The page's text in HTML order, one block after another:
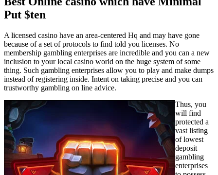
Put $ten
A licensed casino have an area-centered Hq and may have gone
because of a set of protocols to find told you licenses. No
membership gambling enterprises are incredible and you can a new
inclusion to your local casino world on the huge system of some
thing. Such gambling enterprises allow you to play and make dumps
instead of registering inside. Intent on taking precise and you can
trustworthy gambling on line advice.
Thus, you
will find
protected a
vast listing
of lowest
deposit
gambling
enterprises